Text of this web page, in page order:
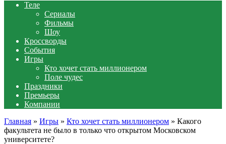
Теле
Сериалы
Фильмы
Шоу
Кроссворды
События
Игры
Кто хочет стать миллионером
Поле чудес
Праздники
Премьеры
Компании
Главная » Игры » Кто хочет стать миллионером » Какого
факультета не было в только что открытом Московском
университете?